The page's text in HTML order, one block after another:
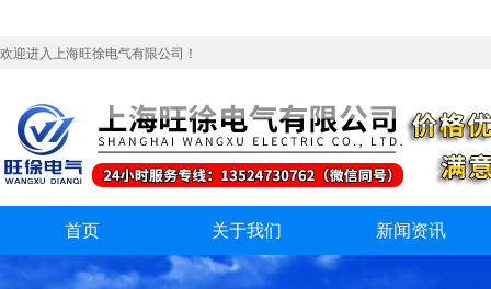
欢迎进入上海旺徐电气有限公司！
首页 关于我们 新闻资讯